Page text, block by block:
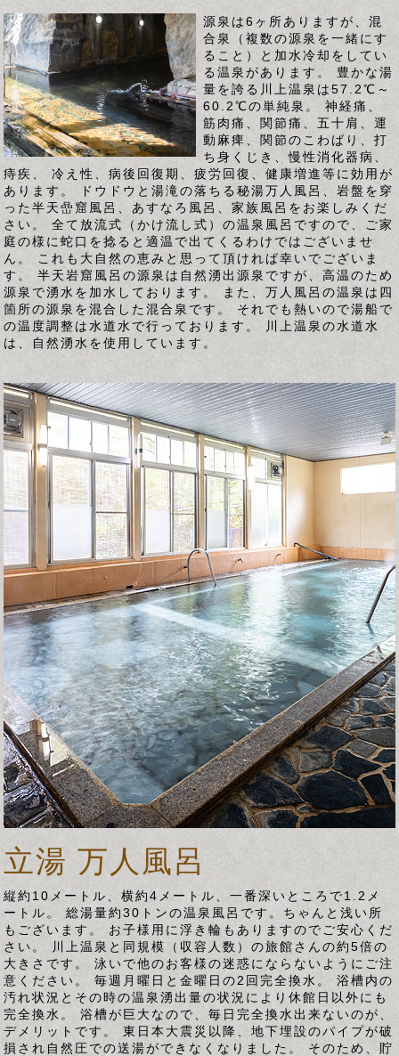
源泉は6ヶ所ありますが、混
合泉（複数の源泉を一緒にす
ること）と加水冷却をしてい
る温泉があります。 豊かな湯
量を誇る川上温泉は57.2℃～
60.2℃の単純泉。 神経痛、
筋肉痛、関節痛、五十肩、運
動麻痺、関節のこわばり、打
ち身くじき、慢性消化器病、
痔疾、 冷え性、病後回復期、疲労回復、健康増進等に効用が
あります。 ドウドウと湯滝の落ちる秘湯万人風呂、岩盤を穿
った半天嵒窟風呂、あすなろ風呂、家族風呂をお楽しみくだ
さい。 全て放流式（かけ流し式）の温泉風呂ですので、ご家
庭の様に蛇口を捻ると適温で出てくるわけではございませ
ん。 これも大自然の恵みと思って頂ければ幸いでございま
す。 半天岩窟風呂の源泉は自然湧出源泉ですが、高温のため
源泉で湧水を加水しております。 また、万人風呂の温泉は四
箇所の源泉を混合した混合泉です。 それでも熱いので湯船で
の温度調整は水道水で行っております。 川上温泉の水道水
は、自然湧水を使用しています。
立湯 万人風呂
縦約10メートル、横約4メートル、一番深いところで1.2メ
ートル。 総湯量約30トンの温泉風呂です。ちゃんと浅い所
もございます。 お子様用に浮き輪もありますのでご安心くだ
さい。 川上温泉と同規模（収容人数）の旅館さんの約5倍の
大きさです。 泳いで他のお客様の迷惑にならないようにご注
意ください。 毎週月曜日と金曜日の2回完全換水。 浴槽内の
汚れ状況とその時の温泉湧出量の状況により休館日以外にも
完全換水。 浴槽が巨大なので、毎日完全換水出来ないのが、
デメリットです。 東日本大震災以降、地下埋設のパイプが破
損され自然圧での送湯ができなくなりました。 そのため、貯